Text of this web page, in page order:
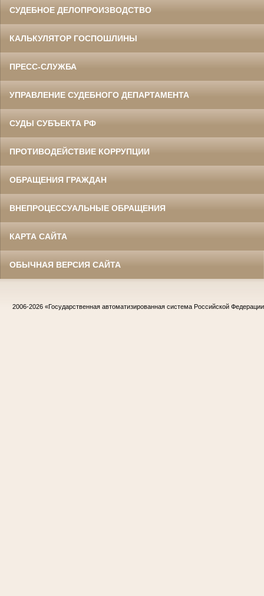
СУДЕБНОЕ ДЕЛОПРОИЗВОДСТВО
КАЛЬКУЛЯТОР ГОСПОШЛИНЫ
ПРЕСС-СЛУЖБА
УПРАВЛЕНИЕ СУДЕБНОГО ДЕПАРТАМЕНТА
СУДЫ СУБЪЕКТА РФ
ПРОТИВОДЕЙСТВИЕ КОРРУПЦИИ
ОБРАЩЕНИЯ ГРАЖДАН
ВНЕПРОЦЕССУАЛЬНЫЕ ОБРАЩЕНИЯ
КАРТА САЙТА
ОБЫЧНАЯ ВЕРСИЯ САЙТА
2006-2026 «Государственная автоматизированная система Российской